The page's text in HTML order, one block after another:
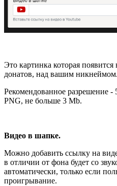
Это картинка которая
донатов, над вашим никнеймом.
Рекомендованное разрешение -
PNG, не больше 3 Mb.
Видео в шапке.
Можно добавить ссылку на
в отличии от фона будет со
автоматически, только если
проигрывание.